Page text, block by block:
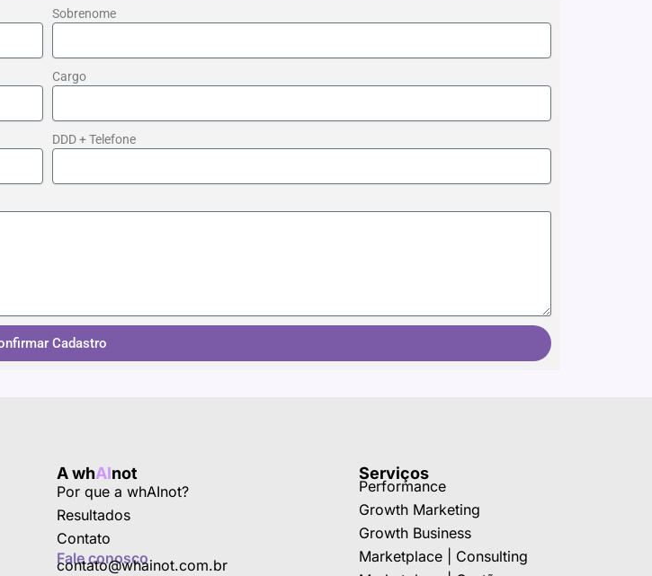
Sobrenome
Cargo
DDD + Telefone
Cadastro
A whAInot
Por que a whAInot?
Resultados
Contato
Fale conosco
contato@whainot.com.br
Serviços
Performance
Growth Marketing
Growth Business
Marketplace | Consulting